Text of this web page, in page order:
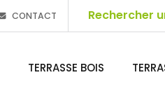
CONTACT
TERRASSE BOIS